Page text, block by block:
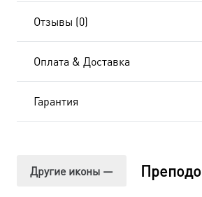
01Отзывы (0)
Оплата & Доставка
Гарантия
Другие иконы —